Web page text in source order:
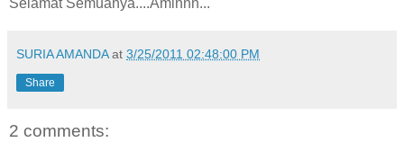
SURIA AMANDA at 3/25/2011 02:48:00 PM
Share
2 comments: